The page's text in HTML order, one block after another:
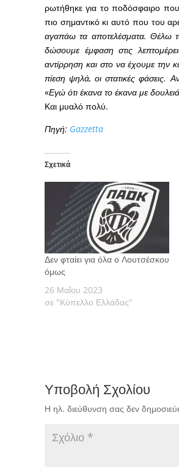
ρωτήθηκε για το ποδόσφαιρο
πιο σημαντικό κι αυτό που του
αγαπάω τα αποτελέσματα. Θέλω
δώσουμε έμφαση στις
αντίρρηση και στο να έχουμε την
πίεση ψηλά, οι στατικές φάσεις.
«Εγώ ότι έκανα το έκανα με
Και μυαλό πολύ.
Πηγή: Gazzetta
Σχετικά
Δεν φταίει για όλα ο Λουτσέσκου
όμως
26 Μαΐου 2023
σε "Κύπελλο Ελλάδας"
Υποβολή Σχολίου
Η ηλ. διεύθυνση σας δεν